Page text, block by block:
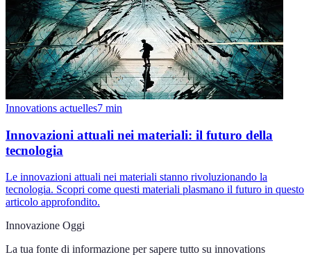
Innovations actuelles7 min
Innovazioni attuali nei materiali: il futuro della
tecnologia
Le innovazioni attuali nei materiali stanno rivoluzionando la
tecnologia. Scopri come questi materiali plasmano il futuro in questo
articolo approfondito.
Innovazione Oggi
La tua fonte di informazione per sapere tutto su innovations